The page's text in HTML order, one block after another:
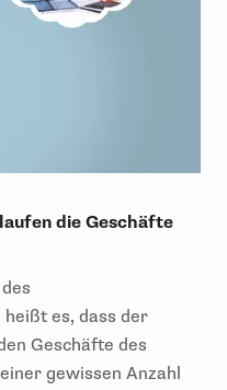
die Geschäfte
es, dass der
Geschäfte des
gewissen Anzahl